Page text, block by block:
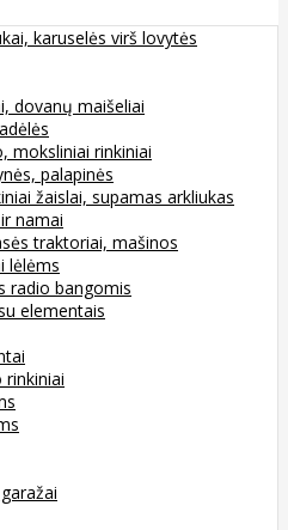
karuselės virš lovytės
dovanų maišeliai
moksliniai rinkiniai
palapinės
žaislai, supamas arkliukas
namai
traktoriai, mašinos
lėlėms
radio bangomis
elementais
rinkiniai